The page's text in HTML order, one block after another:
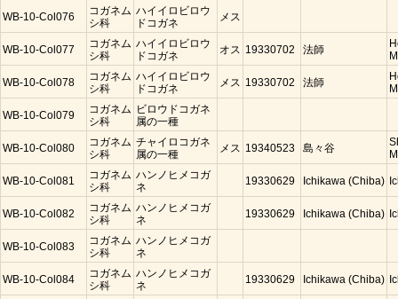
WB-10-Col076
コガネム
シ科
ハイイロビロウ
ドコガネ
メス
WB-10-Col077
コガネム
シ科
ハイイロビロウ
ドコガネ
オス 19330702 法師
WB-10-Col078
コガネム
シ科
ハイイロビロウ
ドコガネ
メス 19330702 法師
WB-10-Col079
コガネム
シ科
ビロウドコガネ
属の一種
WB-10-Col080
コガネム
シ科
チャイロコガネ
属の一種
メス 19340523 島々谷
WB-10-Col081
コガネム
シ科
ハンノヒメコガ
ネ
19330629 Ichikawa (Chiba)
WB-10-Col082
コガネム
シ科
ハンノヒメコガ
ネ
19330629 Ichikawa (Chiba)
WB-10-Col083
コガネム
シ科
ハンノヒメコガ
ネ
WB-10-Col084
コガネム
シ科
ハンノヒメコガ
ネ
19330629 Ichikawa (Chiba)